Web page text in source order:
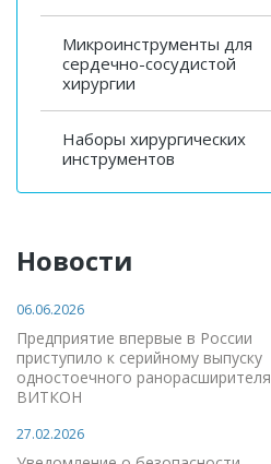
Микроинструменты для
сердечно-сосудистой
хирургии
Наборы хирургических
инструментов
Новости
06.06.2026
Предприятие впервые в России
приступило к серийному выпуску
одностоечного ранорасширителя
ВИТКОН
27.02.2026